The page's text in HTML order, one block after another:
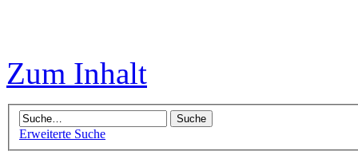
Zum Inhalt
Erweiterte Suche